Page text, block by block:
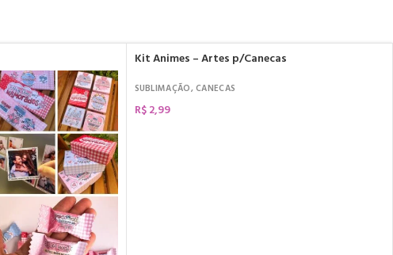
Kit Animes – Artes p/Canecas
SUBLIMAÇÃO,CANECAS
R$2,99